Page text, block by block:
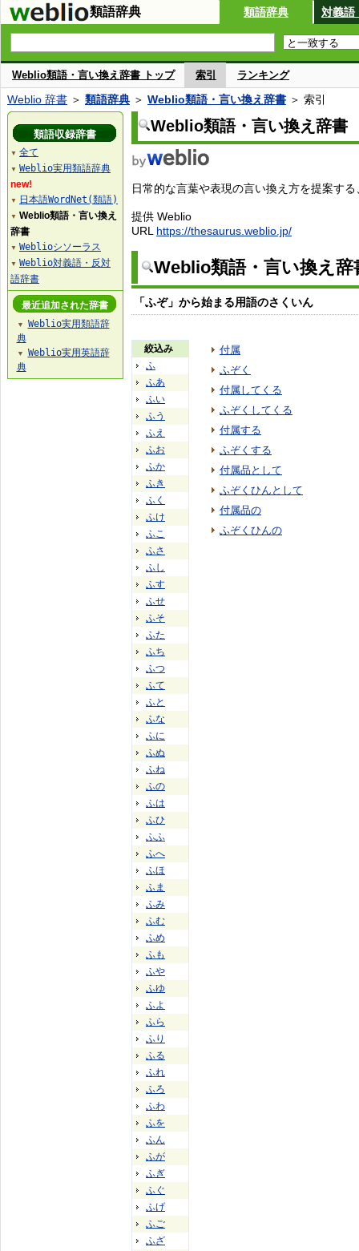
類語辞典 類語辞典 対義語
Weblio類語・言い換え辞書 トップ 索引 ランキング
Weblio 辞書 ＞ 類語辞典 ＞ Weblio類語・言い換え辞書 ＞ 索引
Weblio類語・言い換え辞書
日常的な言葉や表現の言い換え方を提案す
提供 Weblio
URL https://thesaurus.weblio.jp/
Weblio類語・言い換え
「ふぞ」から始まる用語のさくいん
絞込み
ふ
ふあ
ふい
ふう
ふえ
ふお
ふか
ふき
ふく
ふけ
ふこ
ふさ
ふし
ふす
ふせ
ふそ
ふた
ふち
ふつ
ふて
ふと
ふな
ふに
ふぬ
ふね
ふの
ふは
ふひ
ふふ
ふへ
ふほ
ふま
ふみ
ふむ
ふめ
ふも
ふや
ふゆ
ふよ
ふら
ふり
ふる
ふれ
ふろ
ふわ
ふを
ふん
ふが
ふぎ
ふぐ
ふげ
ふご
ふざ
付属
ふぞく
付属してくる
ふぞくしてくる
付属する
ふぞくする
付属品として
ふぞくひんとして
付属品の
ふぞくひんの
類語収録辞書
▼ 全て
▼ Weblio実用類語辞典
new!
▼ 日本語WordNet(類語)
▼ Weblio類語・言い換え
辞書
▼ Weblioシソーラス
▼ Weblio対義語・反対
語辞書
最近追加された辞書
▼
Weblio実用類語辞
典
▼
Weblio実用英語辞
典